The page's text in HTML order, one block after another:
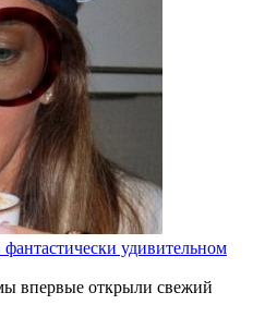
удивительном
впервые открыли свежий